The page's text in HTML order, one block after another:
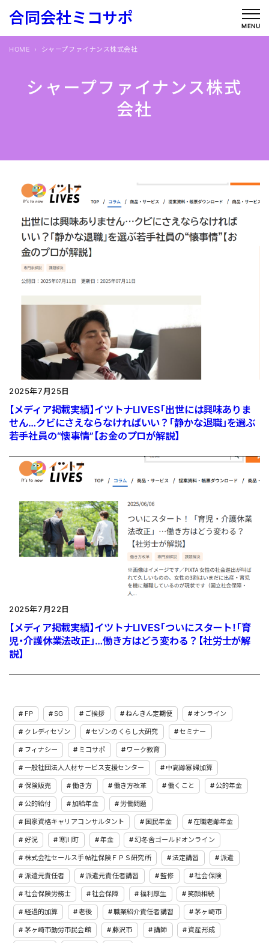
を
合同会社ミコサポ MENU
シャープファイナンス株式
会社
HOME シャープファイナンス株式会社
2025年7月25日
【メディア掲載実績】イツトナLIVES「出世には興味ありま
せん…クビにさえならなければいい？「静かな退職」を選ぶ
若手社員の“懐事情”【お金のプロが解説】
2025年7月22日
【メディア掲載実績】イツトナLIVES「ついにスタート！「育
児・介護休業法改正」…働き方はどう変わる？【社労士が解
説】
FP SG ご挨拶 ねんきん定期便 オンライン
クレディセゾン セゾンのくらし大研究 セミナー
フィナシー ミコサポ ワーク教育
一般社団法人人材サービス支援センター 中高齢寡婦加算
保険販売 働き方 働き方改革 働くこと 公的年金
公的給付 加給年金 労働問題
国家資格キャリアコンサルタント 国民年金 在職老齢年金
好況 寒川町 年金 幻冬舎ゴールドオンライン
株式会社セールス手帖社保険ＦＰＳ研究所 法定講習 派遣
派遣元責任者 派遣元責任者講習 監修 社会保険
社会保険労務士 社会保障 福利厚生 笑顔相続
経過的加算 老後 職業紹介責任者講習 茅ヶ崎市
茅ヶ崎市勤労市民会館 藤沢市 講師 資産形成